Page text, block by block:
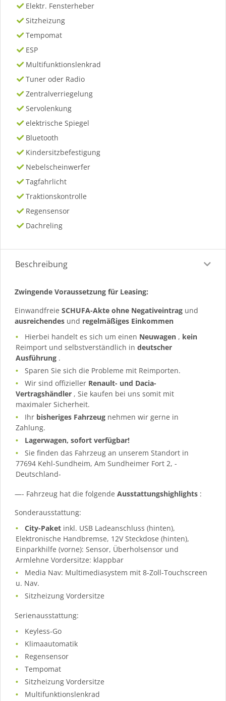
Elektr. Fensterheber
Sitzheizung
Tempomat
ESP
Multifunktionslenkrad
Tuner oder Radio
Zentralverriegelung
Servolenkung
elektrische Spiegel
Bluetooth
Kindersitzbefestigung
Nebelscheinwerfer
Tagfahrlicht
Traktionskontrolle
Regensensor
Dachreling
Beschreibung
Zwingende Voraussetzung für Leasing:
Einwandfreie SCHUFA-Akte ohne Negativeintrag und
ausreichendes und regelmäßiges Einkommen
Hierbei handelt es sich um einen Neuwagen , kein
Reimport und selbstverständlich in deutscher
Ausführung .
Sparen Sie sich die Probleme mit Reimporten.
Wir sind offizieller Renault- und Dacia-
Vertragshändler , Sie kaufen bei uns somit mit
maximaler Sicherheit.
Ihr bisheriges Fahrzeug nehmen wir gerne in
Zahlung.
Lagerwagen, sofort verfügbar!
Sie finden das Fahrzeug an unserem Standort in
77694 Kehl-Sundheim, Am Sundheimer Fort 2, -
Deutschland-
—- Fahrzeug hat die folgende Ausstattungshighlights :
Sonderausstattung:
City-Paket inkl. USB Ladeanschluss (hinten),
Elektronische Handbremse, 12V Steckdose (hinten),
Einparkhilfe (vorne): Sensor, Überholsensor und
Armlehne Vordersitze: klappbar
Media Nav: Multimediasystem mit 8-Zoll-Touchscreen
u. Nav.
Sitzheizung Vordersitze
Serienausstattung:
Keyless-Go
Klimaautomatik
Regensensor
Tempomat
Sitzheizung Vordersitze
Multifunktionslenkrad